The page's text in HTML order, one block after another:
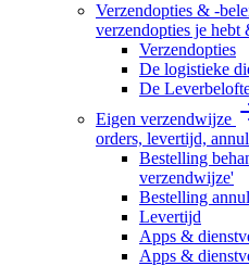
Verzendopties & -
verzendopties je hebt
Verzendopties
De logistieke
De
Eigen verzendwijze
orders, levertijd,
Bestelling
verzendwijze'
Bestelling
Levertijd
Apps &
Apps &